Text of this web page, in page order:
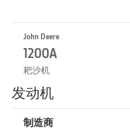
John Deere
1200A
耙沙机
制造商
发动机